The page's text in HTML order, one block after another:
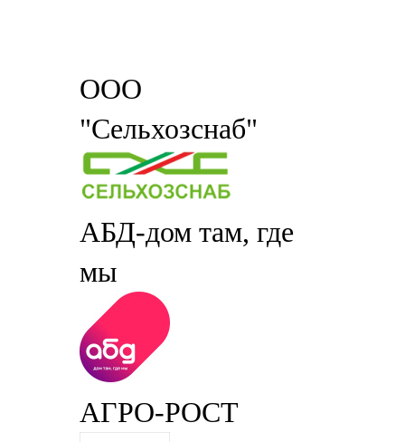
ООО
"Сельхозснаб"
АБД-дом там, где
мы
АГРО-РОСТ